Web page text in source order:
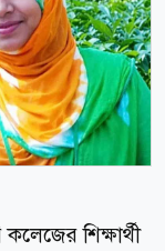
শিক্ষার্থী